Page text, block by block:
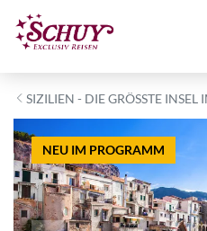
SIZILIEN - DIE GRÖSSTE INSEL
NEU IM PROGRAMM